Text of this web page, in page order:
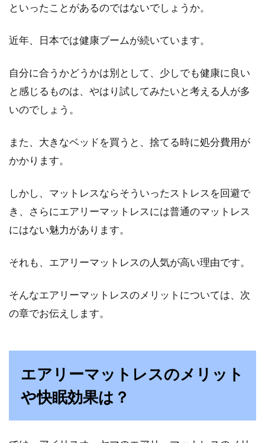
か？玄関や寝室が重視される場所です。ここで
収入が少な...
リットとワックスの効果！
フローリングの色選びって『何色にしたらいい
んだろう？』って悩みますよね。そこで、白い
フローリ...
お手本は海外のベッドルーム！青系
ベッドルームの秘密
オシャレなイメージがありますよね。ベッドシ
といったことがあるのではないでしょうか。
近年、日本では健康ブームが続いています。
自分に合うかどうかは別として、少しでも健康に良い
と感じるものは、やはり試してみたいと考える人が多
いのでしょう。
また、大きなベッドを買うと、捨てる時に処分費用が
かかります。
しかし、マットレスならそういったストレスを回避で
き、さらにエアリーマットレスには普通のマットレス
にはない魅力があります。
それも、エアリーマットレスの人気が高い理由です。
そんなエアリーマットレスのメリットについては、次
の章でお伝えします。
エアリーマットレスのメリット
や快眠効果は？